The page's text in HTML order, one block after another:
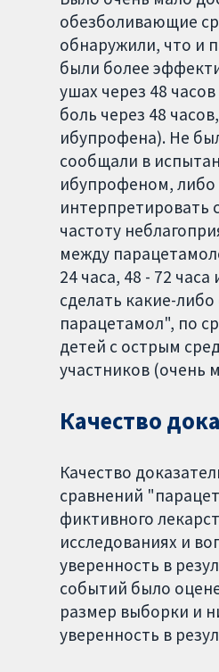
обезболивающие
обнаружили, что и
были более
ушах через 48
боль через 48
ибупрофена). Не
сообщали в
ибупрофеном, либо
интерпретировать
частоту
между
24 часа, 48 - 72
сделать какие-
парацетамол", по
детей с острым
участников (очень
Качество
Качество
сравнений
фиктивного
исследованиях и
уверенность в
событий было
размер выборки и
уверенность в